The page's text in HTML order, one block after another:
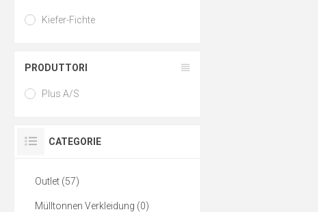
Kiefer-Fichte
PRODUTTORI
Plus A/S
CATEGORIE
Outlet (57)
Mülltonnen Verkleidung (0)